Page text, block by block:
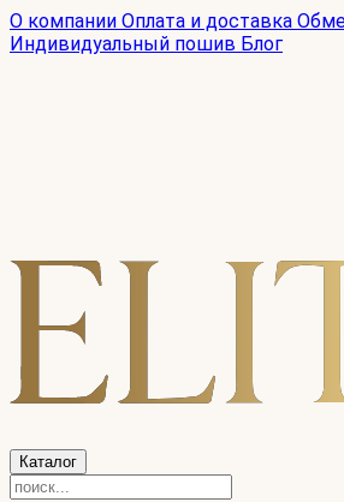
О компании Оплата и доставка
Индивидуальный пошив Блог
Каталог